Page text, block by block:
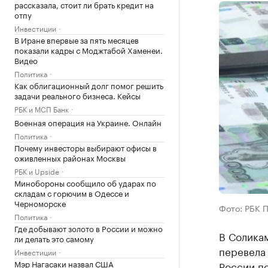
рассказала, стоит ли брать кредит на
отпу
Инвестиции
В Иране впервые за пять месяцев
показали кадры с Моджтабой Хаменеи.
Видео
Политика
Как облигационный долг помог решить
задачи реального бизнеса. Кейсы
РБК и МСП Банк
Военная операция на Украине. Онлайн
Политика
Почему инвесторы выбирают офисы в
оживленных районах Москвы
РБК и Upside
Минобороны сообщило об ударах по
складам с горючим в Одессе и
Черноморске
Политика
Где добывают золото в России и можно
ли делать это самому
Инвестиции
Мэр Нагасаки назвал США
Фото: РБК
В